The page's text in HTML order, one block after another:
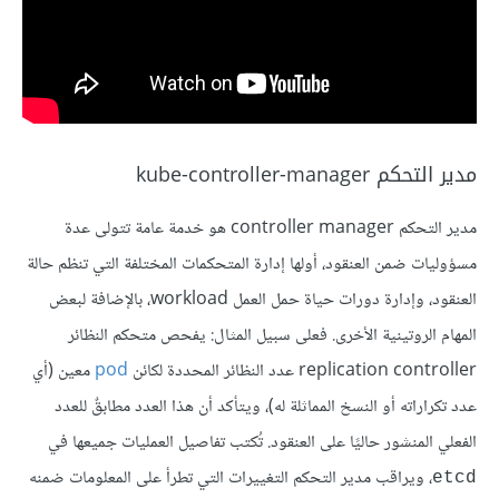
مدير التحكم kube-controller-manager
مدير التحكم controller manager هو خدمة عامة تتولى عدة
مسؤوليات ضمن العنقود، أولها إدارة المتحكمات المختلفة التي تنظم حالة
العنقود، وإدارة دورات حياة حمل العمل workload، بالإضافة لبعض
المهام الروتينية الأخرى. فعلى سبيل المثال: يفحص متحكم النظائر
replication controller عدد النظائر المحددة لكائن
podمعين (أي
عدد تكراراته أو النسخ المماثلة له)، ويتأكد أن هذا العدد مطابقٌ للعدد
الفعلي المنشور حاليًا على العنقود. تُكتب تفاصيل العمليات جميعها في
etcd، ويراقب مدير التحكم التغييرات التي تطرأ على المعلومات ضمنه